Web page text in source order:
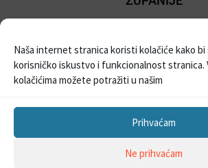
Naša internet stranica koristi kolačiće kako bi
korisničko iskustvo i funkcionalnost stranica.
kolačićima možete potražiti u našim
Prihvaćam
Ne prihvaćam
Sva prava pridržana © 2021Prodaja balona i
stranica –WebProjekt